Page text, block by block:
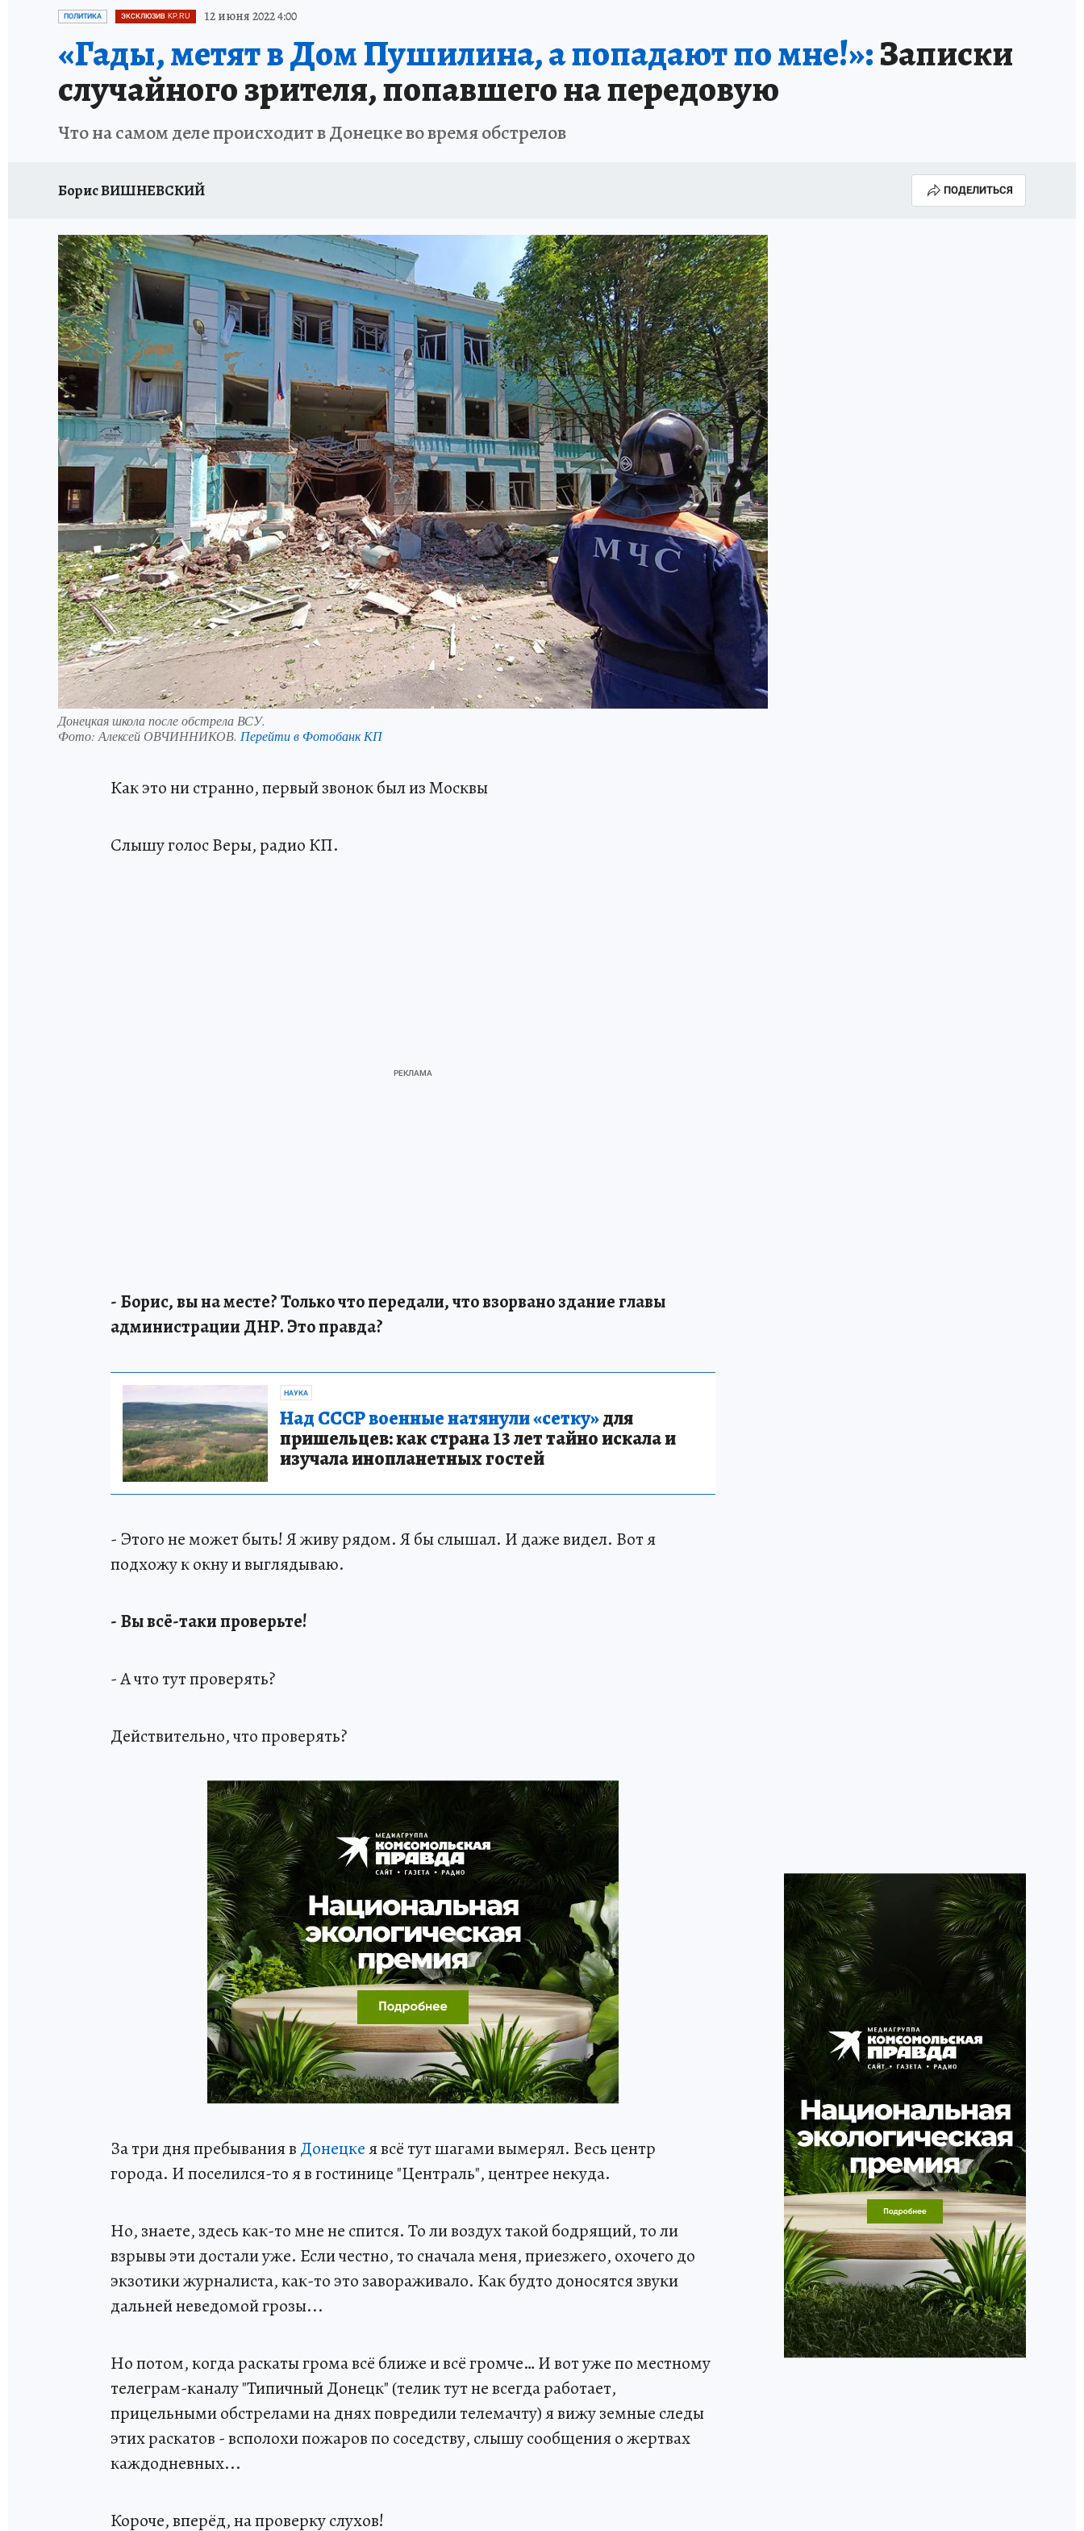
ИСПЫТАНО НА СЕБЕ
ПОЛИТИКА ЭКСКЛЮЗИВ KP.RU 12 июня 2022 4:00
«Гады, метят в Дом Пушилина, а попадают по мне!»:Записки
случайного зрителя, попавшего на передовую
Что на самом деле происходит в Донецке во время обстрелов
Борис ВИШНЕВСКИЙ ПОДЕЛИТЬСЯ
Донецкая школа после обстрела ВСУ.
Фото: Алексей ОВЧИННИКОВ. Перейти в Фотобанк КП
Как это ни странно, первый звонок был из Москвы
Слышу голос Веры, радио КП.
- Борис, вы на месте? Только что передали, что взорвано здание главы
администрации ДНР. Это правда?
НАУКА
Над СССР военные натянули «сетку»для
пришельцев: как страна 13 лет тайно искала и
изучала инопланетных гостей
- Этого не может быть! Я живу рядом. Я бы слышал. И даже видел. Вот я
подхожу к окну и выглядываю.
- Вы всё-таки проверьте!
- А что тут проверять?
Действительно, что проверять?
За три дня пребывания в Донецкея всё тут шагами вымерял. Весь центр
города. И поселился-то я в гостинице "Централь", центрее некуда.
Но, знаете, здесь как-то мне не спится. То ли воздух такой бодрящий, то ли
взрывы эти достали уже. Если честно, то сначала меня, приезжего, охочего до
экзотики журналиста, как-то это завораживало. Как будто доносятся звуки
дальней неведомой грозы...
Но потом, когда раскаты грома всё ближе и всё громче… И вот уже по местному
телеграм-каналу "Типичный Донецк" (телик тут не всегда работает,
прицельными обстрелами на днях повредили телемачту) я вижу земные следы
этих раскатов - всполохи пожаров по соседству, слышу сообщения о жертвах
каждодневных...
Короче, вперёд, на проверку слухов!